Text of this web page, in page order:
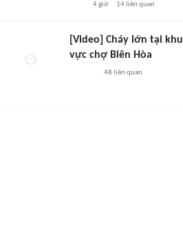
4 giờ 14liên quan
[Video] Cháy lớn tại khu
vực chợ Biên Hòa
48 liên quan